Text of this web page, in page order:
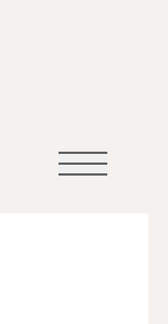
Otwórz